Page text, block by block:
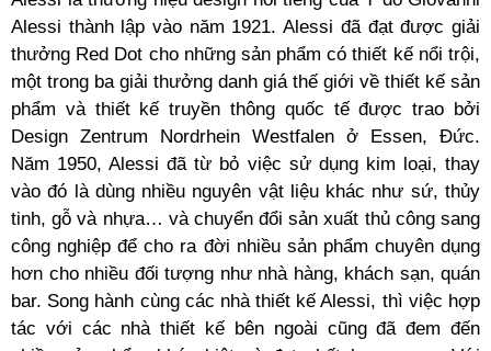
Alessi thành lập vào năm 1921. Alessi đã đạt được giải
thưởng Red Dot cho những sản phẩm có thiết kế nổi trội,
một trong ba giải thưởng danh giá thế giới về thiết kế sản
phẩm và thiết kế truyền thông quốc tế được trao bởi
Design Zentrum Nordrhein Westfalen ở Essen, Đức.
Năm 1950, Alessi đã từ bỏ việc sử dụng kim loại, thay
vào đó là dùng nhiều nguyên vật liệu khác như sứ, thủy
tinh, gỗ và nhựa… và chuyển đổi sản xuất thủ công sang
công nghiệp để cho ra đời nhiều sản phẩm chuyên dụng
hơn cho nhiều đối tượng như nhà hàng, khách sạn, quán
bar. Song hành cùng các nhà thiết kế Alessi, thì việc hợp
tác với các nhà thiết kế bên ngoài cũng đã đem đến